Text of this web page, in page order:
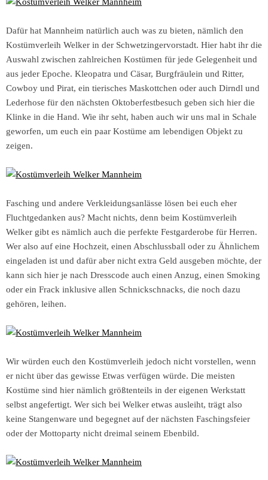
Dafür hat Mannheim natürlich auch was zu bieten, nämlich den
Kostümverleih Welker in der Schwetzingervorstadt. Hier habt ihr die
Auswahl zwischen zahlreichen Kostümen für jede Gelegenheit und
aus jeder Epoche. Kleopatra und Cäsar, Burgfräulein und Ritter,
Cowboy und Pirat, ein tierisches Maskottchen oder auch Dirndl und
Lederhose für den nächsten Oktoberfestbesuch geben sich hier die
Klinke in die Hand. Wie ihr seht, haben auch wir uns mal in Schale
geworfen, um euch ein paar Kostüme am lebendigen Objekt zu
zeigen.
Fasching und andere Verkleidungsanlässe lösen bei euch eher
Fluchtgedanken aus? Macht nichts, denn beim Kostümverleih
Welker gibt es nämlich auch die perfekte Festgarderobe für Herren.
Wer also auf eine Hochzeit, einen Abschlussball oder zu Ähnlichem
eingeladen ist und dafür aber nicht extra Geld ausgeben möchte, der
kann sich hier je nach Dresscode auch einen Anzug, einen Smoking
oder ein Frack inklusive allen Schnickschnacks, die noch dazu
gehören, leihen.
Wir würden euch den Kostümverleih jedoch nicht vorstellen, wenn
er nicht über das gewisse Etwas verfügen würde. Die meisten
Kostüme sind hier nämlich größtenteils in der eigenen Werkstatt
selbst angefertigt. Wer sich bei Welker etwas ausleiht, trägt also
keine Stangenware und begegnet auf der nächsten Faschingsfeier
oder der Mottoparty nicht dreimal seinem Ebenbild.